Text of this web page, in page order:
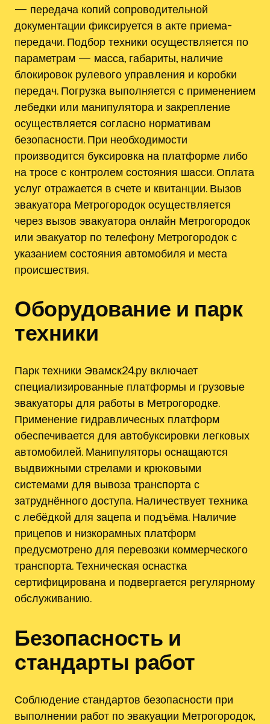
— передача копий сопроводительной
документации фиксируется в акте приема-
передачи. Подбор техники осуществляется по
параметрам — масса, габариты, наличие
блокировок рулевого управления и коробки
передач. Погрузка выполняется с применением
лебедки или манипулятора и закрепление
осуществляется согласно нормативам
безопасности. При необходимости
производится буксировка на платформе либо
на тросе с контролем состояния шасси. Оплата
услуг отражается в счете и квитанции. Вызов
эвакуатора Метрогородок осуществляется
через вызов эвакуатора онлайн Метрогородок
или эвакуатор по телефону Метрогородок с
указанием состояния автомобиля и места
происшествия.
Оборудование и парк
техники
Парк техники Эвамск24.ру включает
специализированные платформы и грузовые
эвакуаторы для работы в Метрогородке.
Применение гидравличесных платформ
обеспечивается для автобуксировки легковых
автомобилей. Манипуляторы оснащаются
выдвижными стрелами и крюковыми
системами для вывоза транспорта с
затруднённого доступа. Наличествует техника
с лебёдкой для зацепа и подъёма. Наличие
прицепов и низкорамных платформ
предусмотрено для перевозки коммерческого
транспорта. Техническая оснастка
сертифицирована и подвергается регулярному
обслуживанию.
Безопасность и
стандарты работ
Соблюдение стандартов безопасности при
выполнении работ по эвакуации Метрогородок,